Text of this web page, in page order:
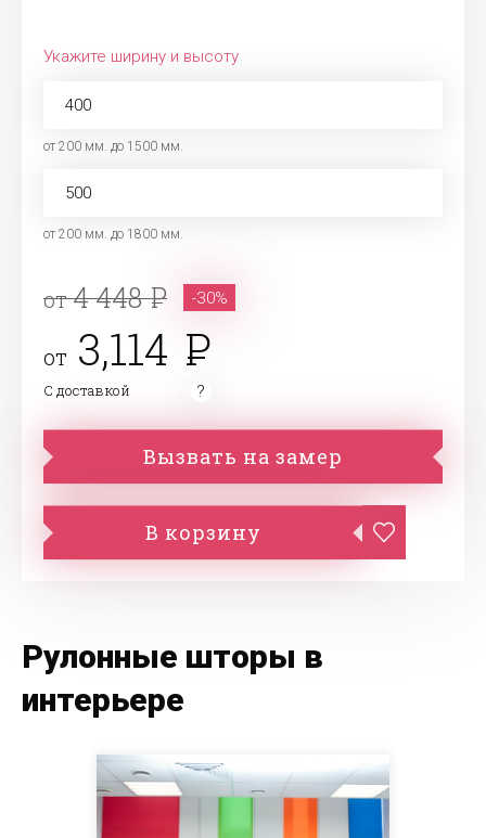
Укажите ширину и высоту
от 200 мм. до 1500 мм.
от 200 мм. до 1800 мм.
от4 448 -30%
от 3,114
С доставкой
Вызвать на замер
В корзину
Рулонные шторы в
интерьере